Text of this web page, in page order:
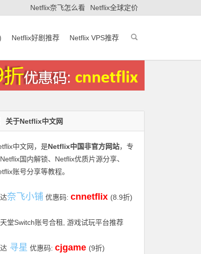
Netflix奈飞怎么看 Netflix全球定价
Netflix好剧推荐 Netflix VPS推荐
关于Netflix中文网
中文网 ，是Netflix中国非官方网站，专
国内解锁、Netflix优质片源分享、
账号分享等教程。
奈飞小铺 优惠码: cnnetflix (8.9折)
堂Switch账号合租, 游戏试玩平台推荐
寻星 优惠码: cjgame (9折)